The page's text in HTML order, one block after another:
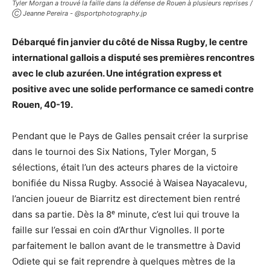
Tyler Morgan a trouvé la faille dans la défense de Rouen à plusieurs reprises /
Ⓒ Jeanne Pereira - @sportphotography.jp
Débarqué fin janvier du côté de Nissa Rugby, le centre
international gallois a disputé ses premières rencontres
avec le club azuréen. Une intégration express et
positive avec une solide performance ce samedi contre
Rouen, 40-19.
Pendant que le Pays de Galles pensait créer la surprise
dans le tournoi des Six Nations, Tyler Morgan, 5
sélections, était l’un des acteurs phares de la victoire
bonifiée du Nissa Rugby. Associé à Waisea Nayacalevu,
l’ancien joueur de Biarritz est directement bien rentré
dans sa partie. Dès la 8ᵉ minute, c’est lui qui trouve la
faille sur l’essai en coin d’Arthur Vignolles. Il porte
parfaitement le ballon avant de le transmettre à David
Odiete qui se fait reprendre à quelques mètres de la